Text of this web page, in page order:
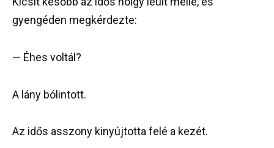
gyengéden megkérdezte:
— Éhes voltál?
A lány bólintott.
Az idős asszony kinyújtotta felé a kezét.